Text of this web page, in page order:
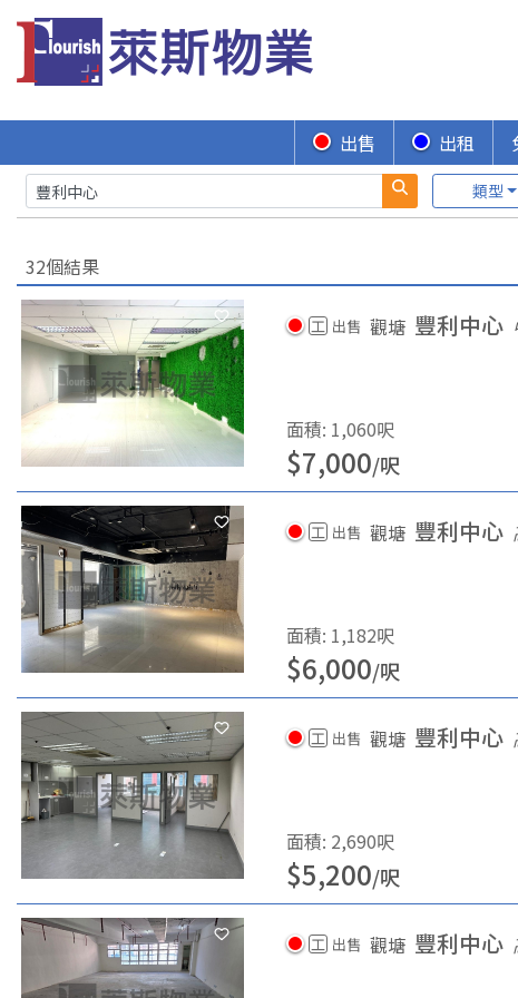
出售 出租
類型
32個結果
工 出售 觀塘 豐利中心
面積: 1,060呎
$7,000/呎
工 出售 觀塘 豐利中心
面積: 1,182呎
$6,000/呎
工 出售 觀塘 豐利中心
面積: 2,690呎
$5,200/呎
工 出售 觀塘 豐利中心